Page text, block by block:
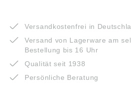
Versandkostenfrei in
Versand von Lagerware am
Bestellung bis 16 Uhr
Qualität seit 1938
Persönliche Beratung